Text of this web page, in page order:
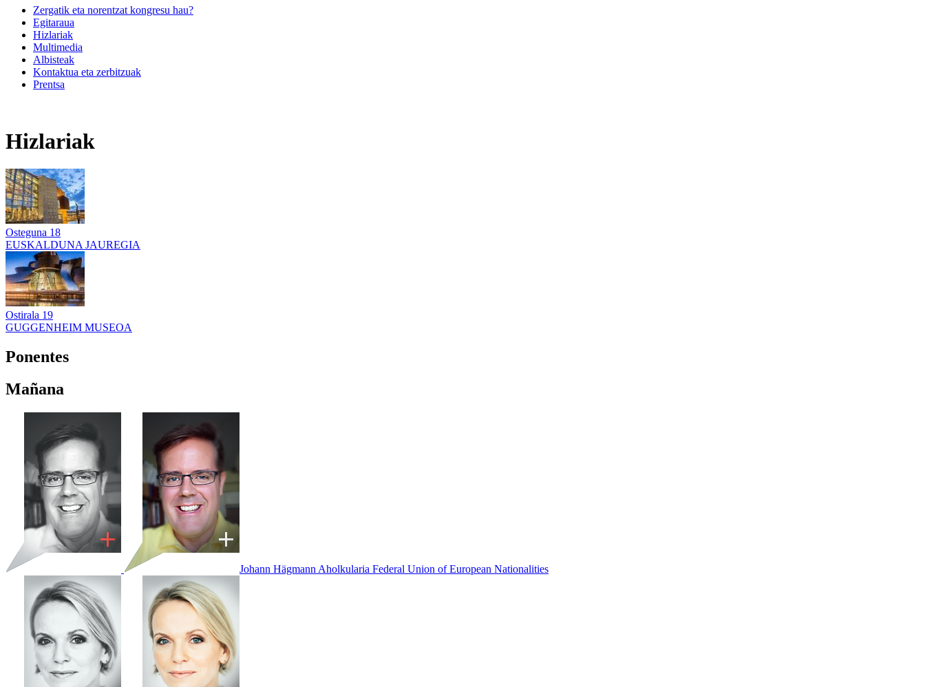
Zergatik eta norentzat kongresu hau?
Egitaraua
Hizlariak
Multimedia
Albisteak
Kontaktua eta zerbitzuak
Prentsa
Hizlariak
Osteguna 18
EUSKALDUNA JAUREGIA
Ostirala 19
GUGGENHEIM MUSEOA
Ponentes
Mañana
Johann Hägmann Aholkularia Federal Union of European Nationalities